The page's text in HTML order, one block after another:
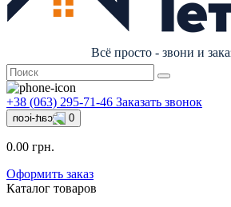
Всё просто - звони и
+38 (063) 295-71-46 Заказать звонок
0
0.00 грн.
Оформить заказ
Каталог товаров